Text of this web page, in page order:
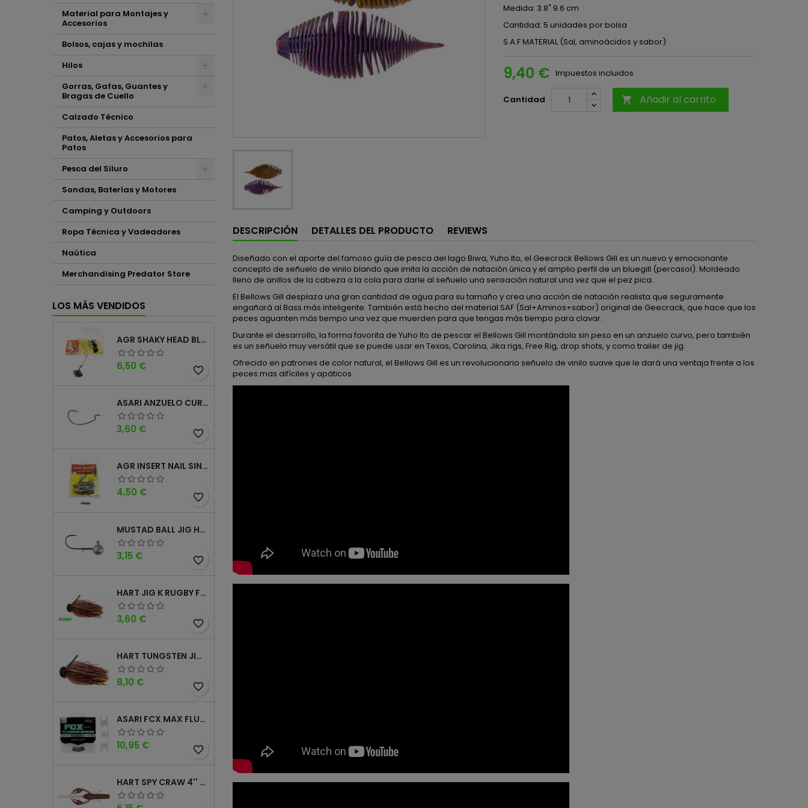
Material para Montajes y
Accesorios
Bolsos, cajas y mochilas
Hilos
Gorras, Gafas, Guantes y
Bragas de Cuello
Calzado Técnico
Patos, Aletas y Accesorios para
Patos
Pesca del Siluro
Sondas, Baterías y Motores
Camping y Outdoors
Ropa Técnica y Vadeadores
Naútica
Merchandising Predator Store
LOS MÁS VENDIDOS
AGR SHAKY HEAD BLACK 4PK
Precio
6,50 € favorite_border
ASARI ANZUELO CURVO CAROLINA WORM
Precio
3,60 € favorite_border
AGR INSERT NAIL SINKER
Precio
4,50 € favorite_border
MUSTAD BALL JIG HEAD KEEPER
Precio
3,15 € favorite_border
HART JIG K RUGBY FOOTBALL DM
Precio
3,60 € favorite_border
HART TUNGSTEN JIG T FOOTBALL DM
Precio
8,10 € favorite_border
ASARI FCX MAX FLUOROCARBONO 100% 100MTS
Precio
10,95 € favorite_border
HART SPY CRAW 4'' CINNAMON PURPLE
Medida: 3.8" 9.6 cm
Cantidad: 5 unidades por bolsa
S.A.F MATERIAL (Sal, aminoácidos y sabor)
9,40 € Impuestos incluidos
Cantidad  Añadir al carrito
DESCRIPCIÓN DETALLES DEL PRODUCTO REVIEWS
Diseñado con el aporte del famoso guía de pesca del lago Biwa, Yuho Ito, el Geecrack Bellows Gill es un nuevo y emocionante
concepto de señuelo de vinilo blando que imita la acción de natación única y el amplio perfil de un bluegill (percasol). Moldeado
lleno de anillos de la cabeza a la cola para darle al señuelo una sensación natural una vez que el pez pica.
El Bellows Gill desplaza una gran cantidad de agua para su tamaño y crea una acción de natación realista que seguramente
engañará al Bass más inteligente. También está hecho del material SAF (Sal+Aminos+sabor) original de Geecrack, que hace que los
peces aguanten más tiempo una vez que muerden para que tengas más tiempo para clavar.
Durante el desarrollo, la forma favorita de Yuho Ito de pescar el Bellows Gill montándolo sin peso en un anzuelo curvo, pero también
es un señuelo muy versátil que se puede usar en Texas, Carolina, Jika rigs, Free Rig, drop shots, y como trailer de jig.
Ofrecido en patrones de color natural, el Bellows Gill es un revolucionario señuelo de vinilo suave que le dará una ventaja frente a los
peces mas difíciles y apáticos.